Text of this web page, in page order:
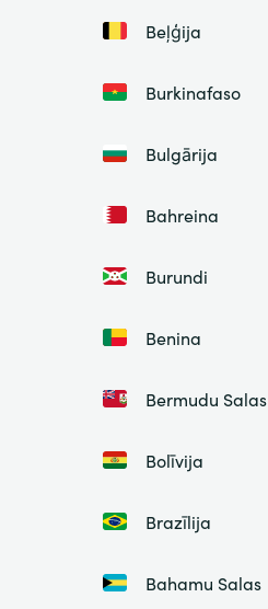
Beļģija
Burkinafaso
Bulgārija
Bahreina
Burundi
Benina
Bermudu Salas
Bolīvija
Brazīlija
Bahamu Salas